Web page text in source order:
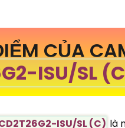
CỦA
ISU/SL
ISU/SL (C) là